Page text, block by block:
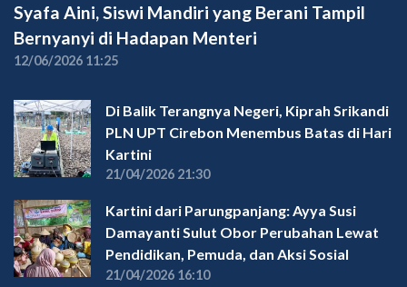
Syafa Aini, Siswi Mandiri yang Berani Tampil
Bernyanyi di Hadapan Menteri
12/06/2026 11:25
Di Balik Terangnya Negeri, Kiprah Srikandi
PLN UPT Cirebon Menembus Batas di Hari
Kartini
21/04/2026 21:30
Kartini dari Parungpanjang: Ayya Susi
Damayanti Sulut Obor Perubahan Lewat
Pendidikan, Pemuda, dan Aksi Sosial
21/04/2026 16:10